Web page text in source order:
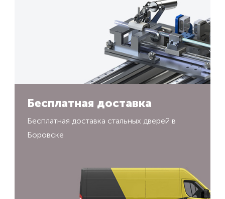
Бесплатная доставка
Бесплатная доставка стальных дверей в
Боровске